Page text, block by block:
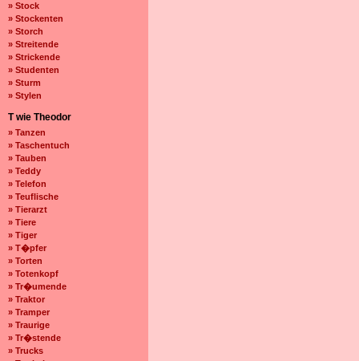
» Stock
» Stockenten
» Storch
» Streitende
» Strickende
» Studenten
» Sturm
» Stylen
T wie Theodor
» Tanzen
» Taschentuch
» Tauben
» Teddy
» Telefon
» Teuflische
» Tierarzt
» Tiere
» Tiger
» T�pfer
» Torten
» Totenkopf
» Tr�umende
» Traktor
» Tramper
» Traurige
» Tr�stende
» Trucks